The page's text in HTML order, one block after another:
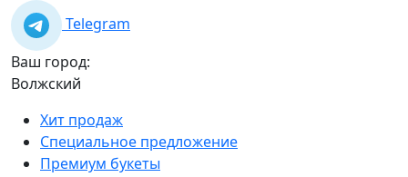
Telegram
Ваш город:
Волжский
Хит продаж
Специальное предложение
Премиум букеты